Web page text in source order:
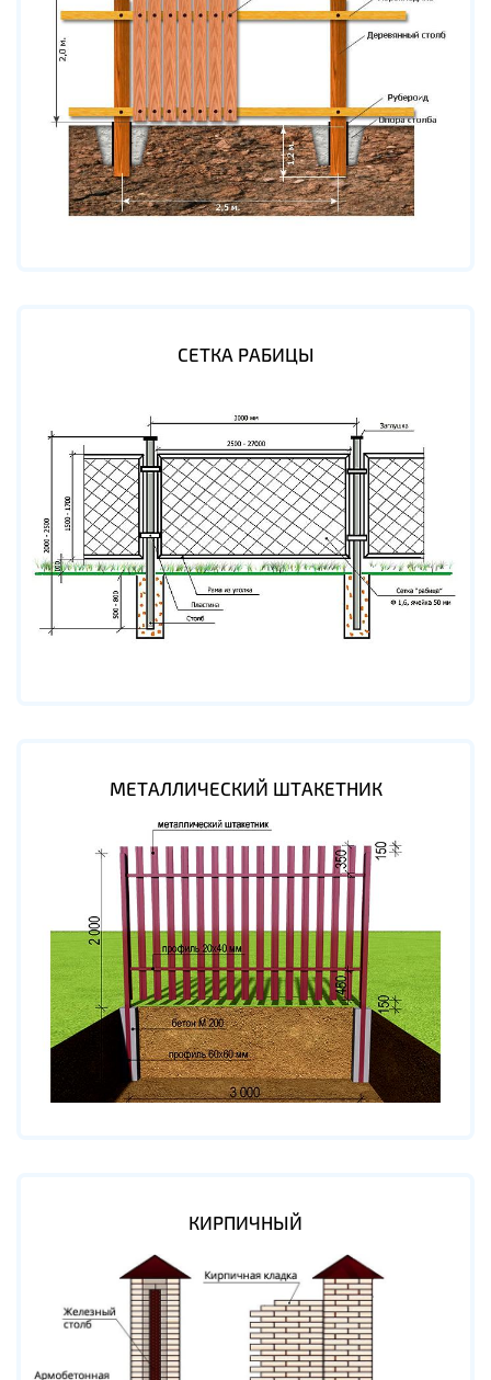
СЕТКА РАБИЦЫ
МЕТАЛЛИЧЕСКИЙ ШТАКЕТНИК
КИРПИЧНЫЙ